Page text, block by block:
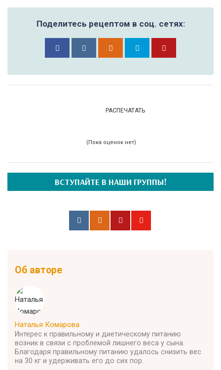
Поделитесь рецептом в соц. сетях:
РАСПЕЧАТАТЬ
(Пока оценок нет)
ВСТУПАЙТЕ В НАШИ ГРУППЫ!
Об авторе
Наталья Комарова
Интерес к правильному и диетическому питанию
возник в связи с проблемой лишнего веса у сына.
Благодаря правильному питанию удалось снизить вес
на 30 кг и удерживать его до сих пор.